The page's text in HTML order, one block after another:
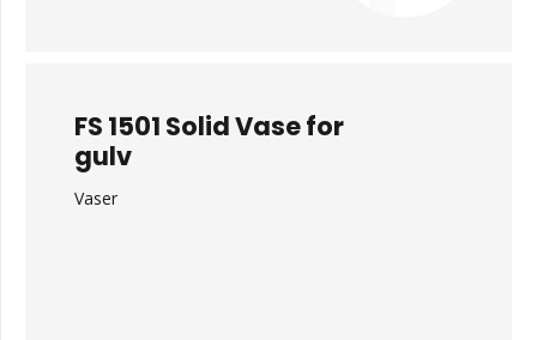
FS 1501 Solid Vase for
gulv
Vaser